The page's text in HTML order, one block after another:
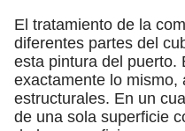
El tratamiento de la
diferentes partes del
esta pintura del puerto.
exactamente lo
estructurales. En un
de una sola superficie